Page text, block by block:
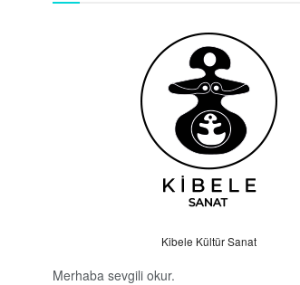
Kibele Kültür Sanat
Merhaba sevgili okur.